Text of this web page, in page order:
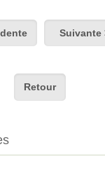
Suivante
Retour